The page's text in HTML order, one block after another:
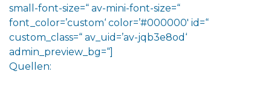
small-font-size=“ av-mini-font-size=“
font_color=’custom‘ color=’#000000′ id=“
custom_class=“ av_uid=’av-jqb3e8od‘
admin_preview_bg=“]
Quellen: